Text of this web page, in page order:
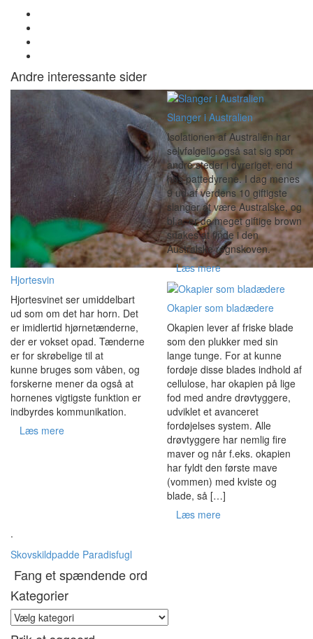
Andre interessante sider
Hjortesvin
Hjortesvinet ser umiddelbart
ud som om det har horn. Det
er imidlertid hjørnetænderne,
der er vokset opad. Tænderne
er for skrøbelige til at
kunne bruges som våben, og
forskerne mener da også at
hornenes vigtigste funktion er
indbyrdes kommunikation.
Læs mere
Slanger i Australien
Isolationen af Australien har
selvfølgelig også sat sig spor
andre steder i dyreriget, end
hos pattedyrene. I dag menes
9 ud af verdens 10 giftigste
slanger at være Australske, og
bl.a. er de meget giftige brown
snakes at finde i den
Australske regnskoven.
Læs mere
Okapier som bladædere
Okapien lever af friske blade
som den plukker med sin
lange tunge. For at kunne
fordøje disse blades indhold af
cellulose, har okapien på lige
fod med andre drøvtyggere,
udviklet et avanceret
fordøjelses system. Alle
drøvtyggere har nemlig fire
maver og når f.eks. okapien
har fyldt den første mave
(vommen) med kviste og
blade, så […]
Læs mere
.
Skovskildpadde Paradisfugl
Fang et spændende ord
Kategorier
Kategorier